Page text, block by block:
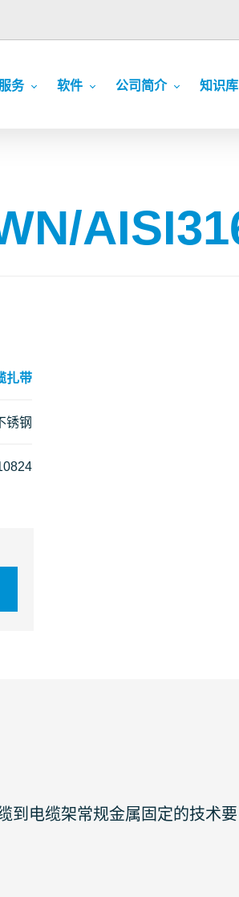
服务 软件 公司简介 知识库
扎带
锈钢
到电缆架常规金属固定的技术要